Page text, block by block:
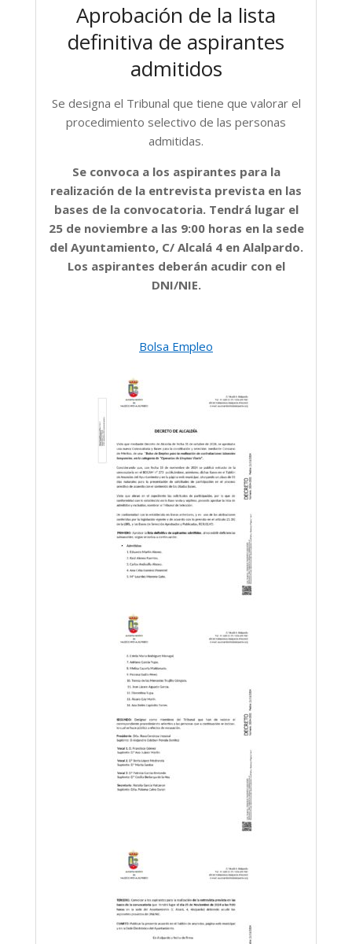
Aprobación de la lista
definitiva de aspirantes
admitidos
Se designa el Tribunal que tiene que valorar el
procedimiento selectivo de las personas
admitidas.
Se convoca a los aspirantes para la
realización de la entrevista prevista en las
bases de la convocatoria. Tendrá lugar el
25 de noviembre a las 9:00 horas en la sede
del Ayuntamiento, C/ Alcalá 4 en Alalpardo.
Los aspirantes deberán acudir con el
DNI/NIE.
Bolsa Empleo